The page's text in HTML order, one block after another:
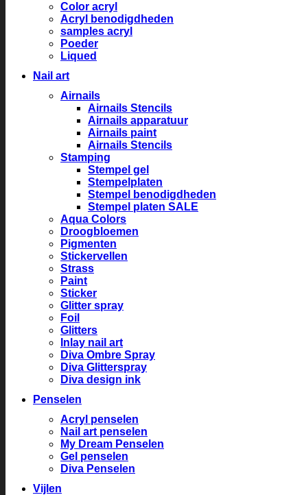
Color acryl
Acryl benodigdheden
samples acryl
Poeder
Liqued
Nail art
Airnails
Airnails Stencils
Airnails apparatuur
Airnails paint
Airnails Stencils
Stamping
Stempel gel
Stempelplaten
Stempel benodigdheden
Stempel platen SALE
Aqua Colors
Droogbloemen
Pigmenten
Stickervellen
Strass
Paint
Sticker
Glitter spray
Foil
Glitters
Inlay nail art
Diva Ombre Spray
Diva Glitterspray
Diva design ink
Penselen
Acryl penselen
Nail art penselen
My Dream Penselen
Gel penselen
Diva Penselen
Vijlen